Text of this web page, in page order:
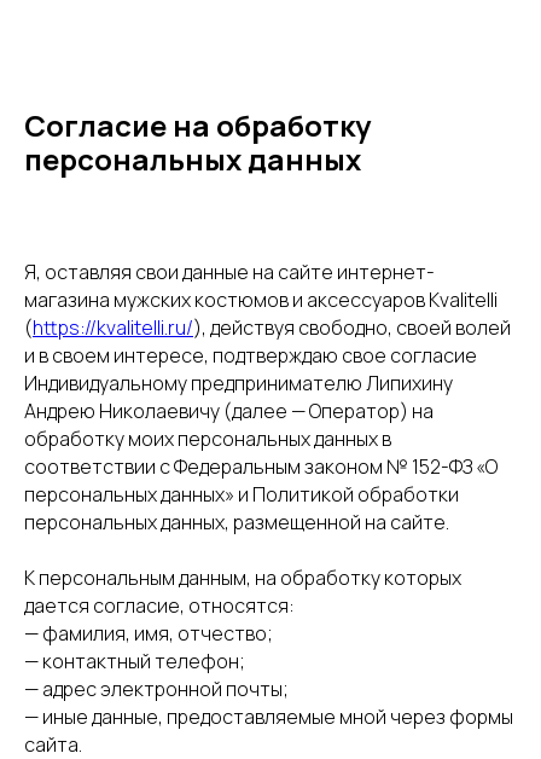
Согласие на обработку
персональных данных
Я, оставляя свои данные на сайте интернет-
магазина мужских костюмов и аксессуаров Kvalitelli
(https://kvalitelli.ru/), действуя свободно, своей волей
и в своем интересе, подтверждаю свое согласие
Индивидуальному предпринимателю Липихину
Андрею Николаевичу (далее — Оператор) на
обработку моих персональных данных в
соответствии с Федеральным законом № 152-ФЗ «О
персональных данных» и Политикой обработки
персональных данных, размещенной на сайте.
К персональным данным, на обработку которых
дается согласие, относятся:
— фамилия, имя, отчество;
— контактный телефон;
— адрес электронной почты;
— иные данные, предоставляемые мной через формы
сайта.